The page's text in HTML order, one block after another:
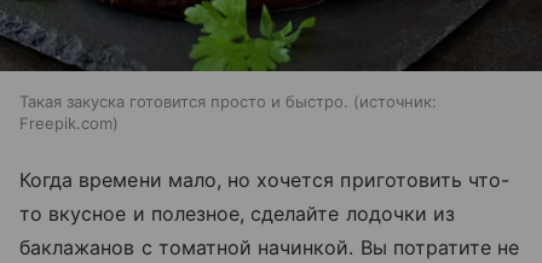
Такая закуска готовится просто и быстро.
источник:
Freepik.com
Когда времени мало, но хочется приготовить что-
то вкусное и полезное, сделайте лодочки из
баклажанов с томатной начинкой. Вы потратите не